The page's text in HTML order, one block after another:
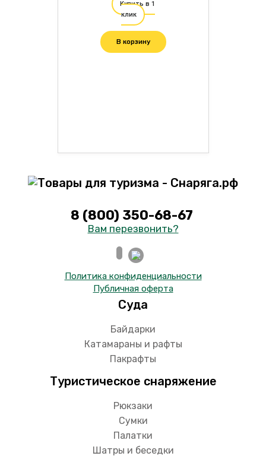
Купить в 1
клик
В корзину
8 (800) 350-68-67
Вам перезвонить?
Политика конфиденциальности
Публичная оферта
Суда
Байдарки
Катамараны и рафты
Пакрафты
Туристическое снаряжение
Рюкзаки
Сумки
Палатки
Шатры и беседки